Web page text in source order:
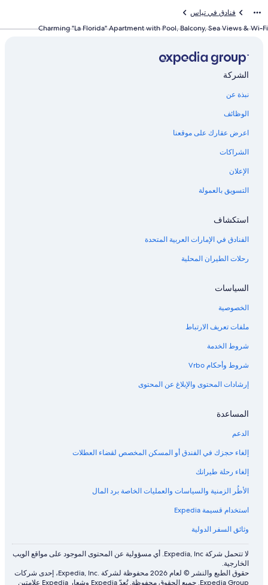
فنادق في تياس
Charming "La Florida" Apartment with Pool, Balcony, Sea Views & Wi-Fi
الشركة
نبذة عن
الوظائف
اعرض عقارك على موقعنا
الشراكات
الإعلان
التسويق بالعمولة
استكشاف
الفنادق في الإمارات العربية المتحدة
رحلات الطيران المحلية
السياسات
الخصوصية
ملفات تعريف الارتباط
شروط الخدمة
شروط وأحكام Vrbo
إرشادات المحتوى والإبلاغ عن المحتوى
المساعدة
الدعم
إلغاء حجزك في الفندق أو المسكن المخصص لقضاء العطلات
إلغاء رحلة طيرانك
الأطُر الزمنية والسياسات والعمليات الخاصة برد المال
استخدام قسيمة Expedia
وثائق السفر الدولية
لا تتحمل شركة Expedia, Inc. أي مسؤولية عن المحتوى الموجود على مواقع الويب
الخارجية.
حقوق الطبع والنشر © لعام 2026 محفوظة لشركة .Expedia, Inc، إحدى شركات
Expedia Group. جميع الحقوق محفوظة. تُعدّ Expedia وشعار Expedia علامتين